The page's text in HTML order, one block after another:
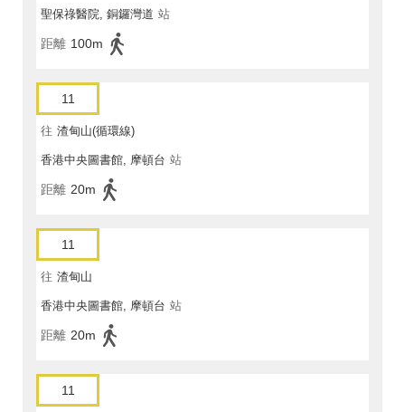
聖保祿醫院, 銅鑼灣道 站
距離 100m
11
往 渣甸山(循環線)
香港中央圖書館, 摩頓台 站
距離 20m
11
往 渣甸山
香港中央圖書館, 摩頓台 站
距離 20m
11